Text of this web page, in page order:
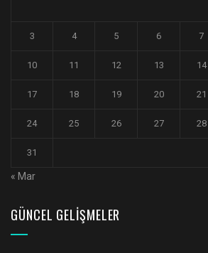
3 4 5 6 7
10 11 12 13 14
17 18 19 20 21
24 25 26 27 28
31
« Mar
GÜNCEL GELIŞMELER